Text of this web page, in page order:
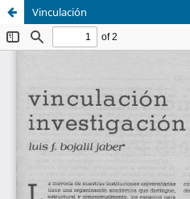
Vinculación